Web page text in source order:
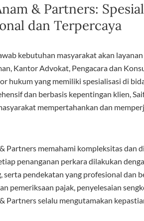
& Partners:
dan Terpercaya
kebutuhan masyarakat akan
Kantor Advokat, Pengacara dan
hukum yang memiliki spesialisasi di
dan berbasis kepentingan klien,
mempertahankan dan
Partners memahami kompleksitas dan
penanganan perkara dilakukan
serta pendekatan yang profesional dan
pemeriksaan pajak, penyelesaian
Partners selalu mengutamakan